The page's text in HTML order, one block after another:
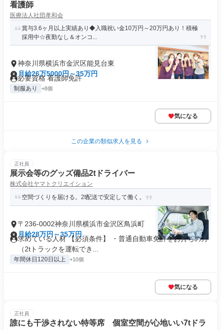
看護師
医療法人社団孝和会
賞与3.6ヶ月以上実績あり◆入職祝い金10万円～20万円あり！積極
採用中☆夜勤なし＆オンコ...
神奈川県横浜市金沢区能見台東
月給26万5000円～35万円
必要資格 看護師免許
制服あり +8個
気になる
この企業の類似求人を見る
正社員
展示会等のグッズ備品2tドライバー
株式会社ヤマトクリエイション
空間づくりを届ける。2t配送で安定して働く。
〒236-0002神奈川県横浜市金沢区鳥浜町
月給28万円～35万円
求めている人材 【必須条件】 ・普通自動車免許をお持ちの方
（2tトラックを運転でき...
年間休日120日以上 +10個
気になる
正社員
誰にも干渉されない特等席 個室空間が心地いい7tドラ